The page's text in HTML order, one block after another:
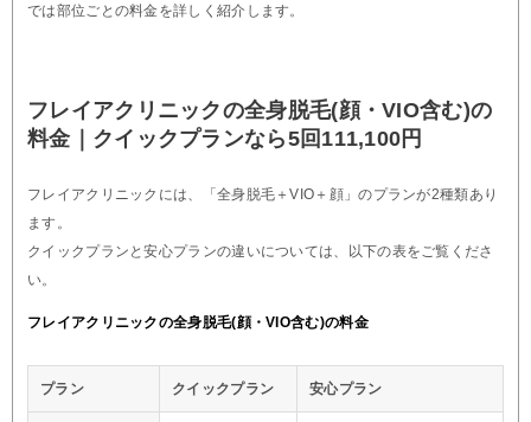
では部位ごとの料金を詳しく紹介します。
フレイアクリニックの全身脱毛(顔・VIO含む)の
料金｜クイックプランなら5回111,100円
フレイアクリニックには、「全身脱毛＋VIO＋顔」のプランが2種類あり
ます。
クイックプランと安心プランの違いについては、以下の表をご覧くださ
い。
フレイアクリニックの全身脱毛(顔・VIO含む)の料金
プラン クイックプラン 安心プラン